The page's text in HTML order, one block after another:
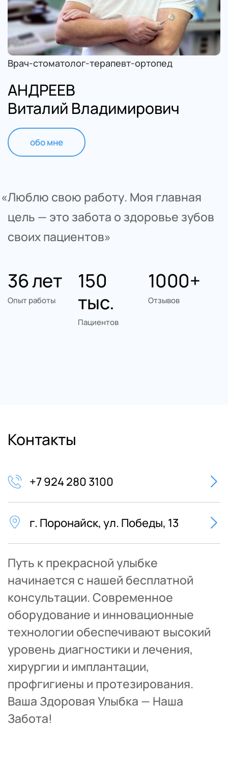
Врач-стоматолог-терапевт-ортопед
АНДРЕЕВ
Виталий Владимирович
обо мне
«Люблю свою работу. Моя главная
цель — это забота о здоровье зубов
своих пациентов»
36 лет
Опыт работы
150
тыс.
Пациентов
1000+
Отзывов
Контакты
+7 924 280 3100
г. Поронайск, ул. Победы, 13
Путь к прекрасной улыбке
начинается с нашей бесплатной
консультации. Современное
оборудование и инновационные
технологии обеспечивают высокий
уровень диагностики и лечения,
хирургии и имплантации,
профгигиены и протезирования.
Ваша Здоровая Улыбка — Наша
Забота!